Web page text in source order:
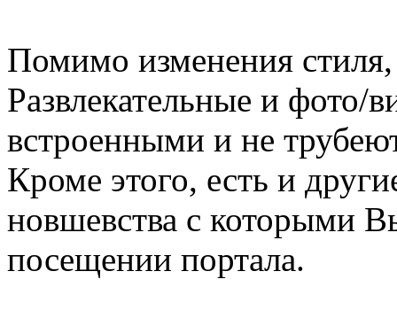
Помимо изменения
Развлекательные и фото/
встроенными и не
Кроме этого, есть и
новшевства с которыми
посещении портала.